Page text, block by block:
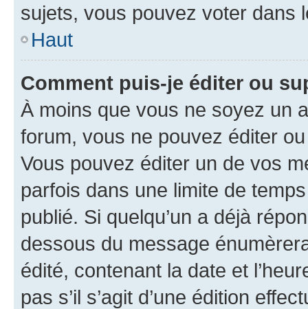
sujets, vous pouvez voter dans
Haut
Comment puis-je éditer ou
À moins que vous ne soyez un
forum, vous ne pouvez éditer
Vous pouvez éditer un de vos
parfois dans une limite de
publié. Si quelqu’un a déjà
dessous du message
édité, contenant la date et
pas s’il s’agit d’une édition